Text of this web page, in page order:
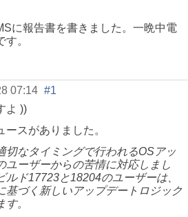
に報告書を書きました。一晩中電
。
07:14 #1
よ ))
スがありました。
切なタイミングで行われるOSアッ
ユーザーからの苦情に対応しまし
ルド17723と18204のユーザーは、
基づく新しいアップデートロジック
。